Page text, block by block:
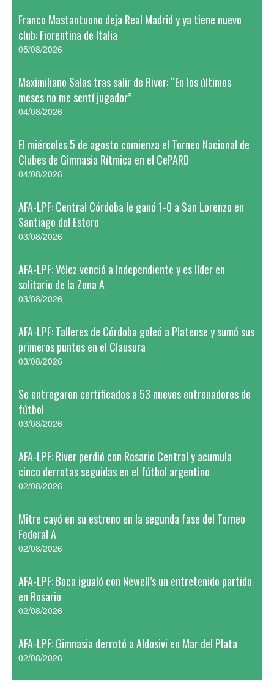
Franco Mastantuono deja Real Madrid y ya tiene nuevo
club: Fiorentina de Italia
05/08/2026
Maximiliano Salas tras salir de River: “En los últimos
meses no me sentí jugador”
04/08/2026
El miércoles 5 de agosto comienza el Torneo Nacional de
Clubes de Gimnasia Rítmica en el CePARD
04/08/2026
AFA-LPF: Central Córdoba le ganó 1-0 a San Lorenzo en
Santiago del Estero
03/08/2026
AFA-LPF: Vélez venció a Independiente y es líder en
solitario de la Zona A
03/08/2026
AFA-LPF: Talleres de Córdoba goleó a Platense y sumó sus
primeros puntos en el Clausura
03/08/2026
Se entregaron certificados a 53 nuevos entrenadores de
fútbol
03/08/2026
AFA-LPF: River perdió con Rosario Central y acumula
cinco derrotas seguidas en el fútbol argentino
02/08/2026
Mitre cayó en su estreno en la segunda fase del Torneo
Federal A
02/08/2026
AFA-LPF: Boca igualó con Newell’s un entretenido partido
en Rosario
02/08/2026
AFA-LPF: Gimnasia derrotó a Aldosivi en Mar del Plata
02/08/2026